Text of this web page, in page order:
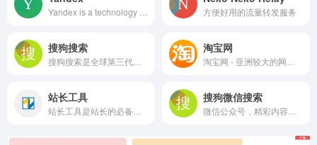
方便好用的流量转发服务
搜狗搜索 淘宝网
站长工具 搜狗微信搜索